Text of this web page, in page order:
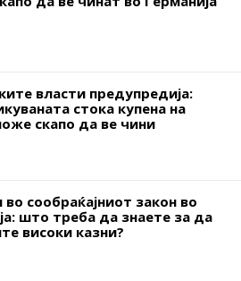
власти предупредија:
стока купена на
скапо да ве чини
сообраќајниот закон во
што треба да знаете за да
високи казни?